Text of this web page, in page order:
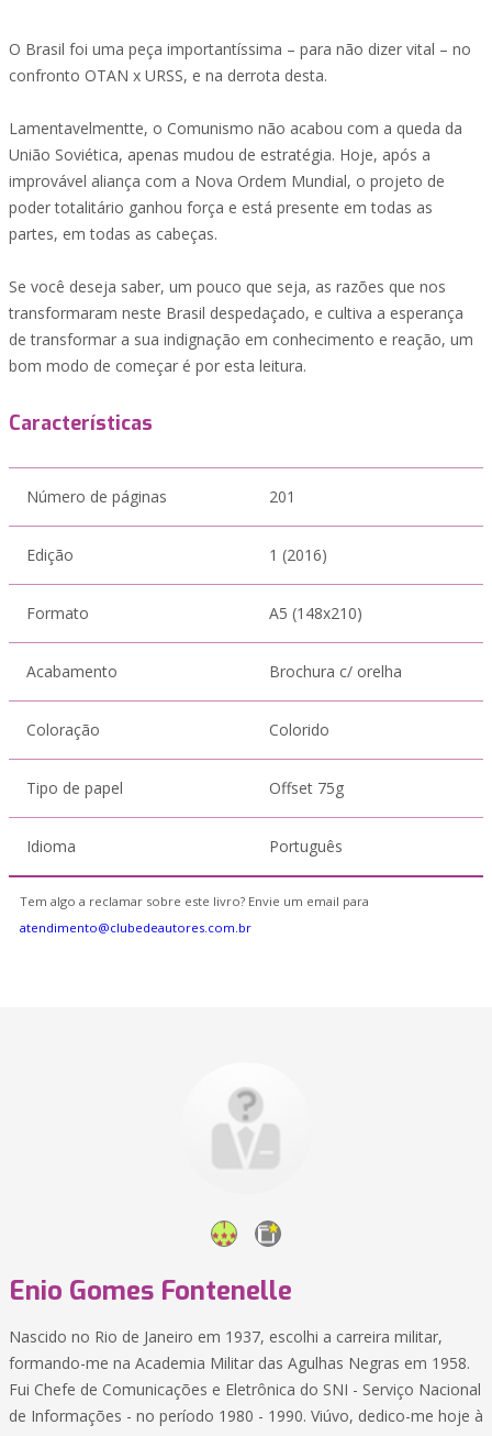
O Brasil foi uma peça importantíssima – para não dizer vital – no
confronto OTAN x URSS, e na derrota desta.
Lamentavelmentte, o Comunismo não acabou com a queda da
União Soviética, apenas mudou de estratégia. Hoje, após a
improvável aliança com a Nova Ordem Mundial, o projeto de
poder totalitário ganhou força e está presente em todas as
partes, em todas as cabeças.
Se você deseja saber, um pouco que seja, as razões que nos
transformaram neste Brasil despedaçado, e cultiva a esperança
de transformar a sua indignação em conhecimento e reação, um
bom modo de começar é por esta leitura.
Características
Número de páginas 201
Edição 1 (2016)
Formato A5 (148x210)
Acabamento Brochura c/ orelha
Coloração Colorido
Tipo de papel Offset 75g
Idioma Português
Tem algo a reclamar sobre este livro? Envie um email para
atendimento@clubedeautores.com.br
Enio Gomes Fontenelle
Nascido no Rio de Janeiro em 1937, escolhi a carreira militar,
formando-me na Academia Militar das Agulhas Negras em 1958.
Fui Chefe de Comunicações e Eletrônica do SNI - Serviço Nacional
de Informações - no período 1980 - 1990. Viúvo, dedico-me hoje à